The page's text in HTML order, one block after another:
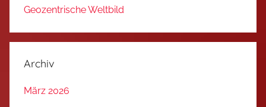
Geozentrische Weltbild
Archiv
März 2026